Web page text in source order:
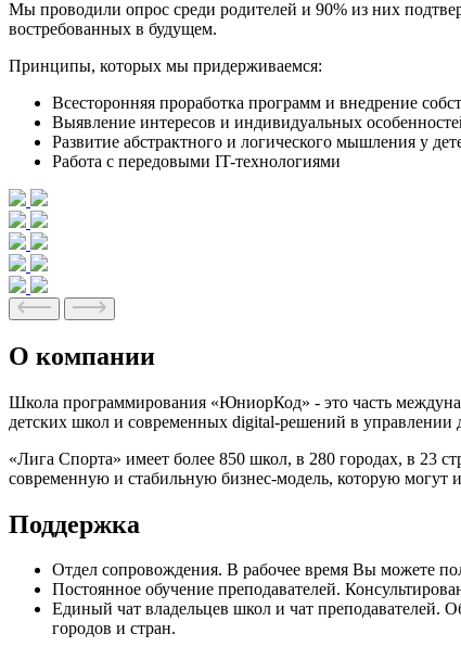
Мы проводили опрос среди родителей и 90% из них
востребованных в будущем.
Принципы, которых мы придерживаемся:
Всесторонняя проработка программ и внедрение
Выявление интересов и индивидуальных
Развитие абстрактного и логического мышления у
Работа с передовыми IT-технологиями
О компании
Школа программирования «ЮниорКод» - это часть
детских школ и современных digital-решений в управлении
«Лига Спорта» имеет более 850 школ, в 280 городах, в 23
современную и стабильную бизнес-модель, которую могут
Поддержка
Отдел сопровождения. В рабочее время Вы можете
Постоянное обучение преподавателей.
Единый чат владельцев школ и чат преподавателей.
городов и стран.